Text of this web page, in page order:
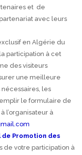
et de
avec leurs
en Algérie du
participation à cet
des visiteurs
une meilleure
nécessaires, les
le formulaire de
l’organisateur à
de Promotion des
de votre participation à